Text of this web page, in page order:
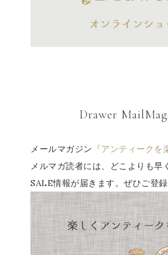
Drawer
メールマガジン 『アンティーク
メルマガ読者には、どこよりも早
SALE情報が届きます。ぜひご登録